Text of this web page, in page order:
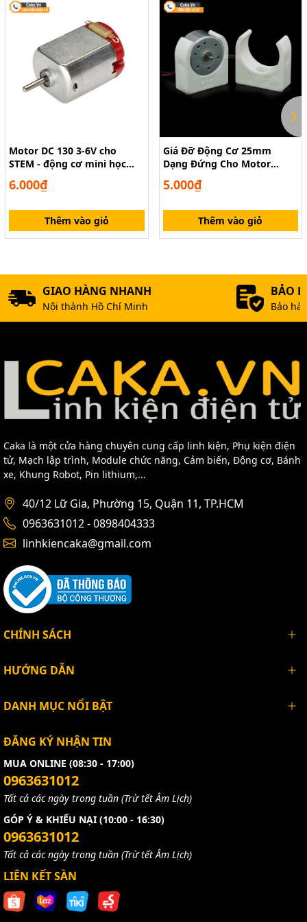
Mạch Điều Khiển Động Cơ L298
Motor DC 130 3-6V cho
STEM - động cơ mini học
6.000₫
Thêm vào giỏ
Giá Đỡ Động Cơ 25mm
Dạng Đứng Cho Motor
Mô Hình
5.000₫
Thêm vào giỏ
GIAO HÀNG NHANH
Nội thành Hồ Chí Minh
BẢO
Bảo
Caka là một cửa hàng chuyên cung cấp linh kiện, Phụ kiện điện
tử, Mạch lập trình, Module chức năng, Cảm biến, Động cơ, Bánh
xe, Khung Robot, Pin lithium,...
40/12 Lữ Gia, Phường 15, Quận 11, TP.HCM
0963631012 - 0898404333
linhkiencaka@gmail.com
CHÍNH SÁCH
HƯỚNG DẪN
DANH MỤC NỔI BẬT
ĐĂNG KÝ NHẬN TIN
MUA ONLINE (08:30 - 17:00)
0963631012
Tất cả các ngày trong tuần (Trừ tết Âm Lịch)
GÓP Ý & KHIẾU NẠI (10:00 - 16:30)
0963631012
Tất cả các ngày trong tuần (Trừ tết Âm Lịch)
LIÊN KẾT SÀN